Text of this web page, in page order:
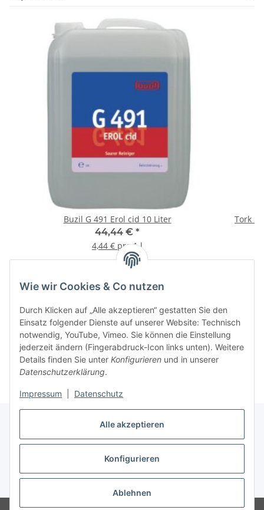
Alle akzeptieren
Konfigurieren
Ablehnen
Wie wir Cookies & Co nutzen
Durch Klicken auf „Alle akzeptieren“ gestatten Sie den
Einsatz folgender Dienste auf unserer Website: Technisch
notwendig, YouTube, Vimeo. Sie können die Einstellung
jederzeit ändern (Fingerabdruck-Icon links unten). Weitere
Details finden Sie unter Konfigurieren und in unserer
Datenschutzerklärung.
Impressum Datenschutz
Buzil G 491 Erol cid 10 Liter
44,44 € *
4,44 € pro 1 l
Tork
Vertrag widerrufen
* Alle Preise inkl. gesetzlicher USt., zzgl.